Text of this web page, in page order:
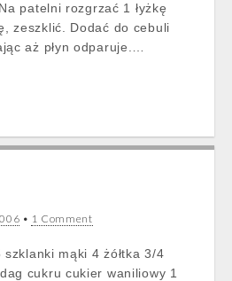
patelni rozgrzać 1 łyżkę
zeszklić. Dodać do cebuli
aż płyn odparuje.…
• 1 Comment
szklanki mąki 4 żółtka 3/4
cukru cukier waniliowy 1